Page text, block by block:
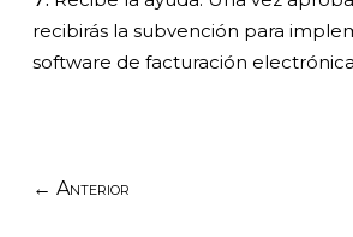
recibirás la subvención para
software de facturación
←Anterior